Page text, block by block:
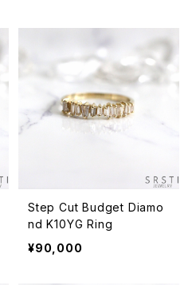
Step Cut Budget Diamo
nd K10YG Ring
¥90,000